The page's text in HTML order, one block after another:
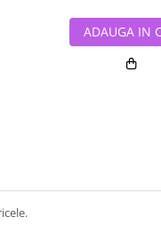
ADAUGA IN